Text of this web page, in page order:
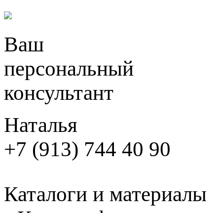
Ваш
персональный
консультант
Наталья
+7 (913) 744 40 90
Каталоги и материалы